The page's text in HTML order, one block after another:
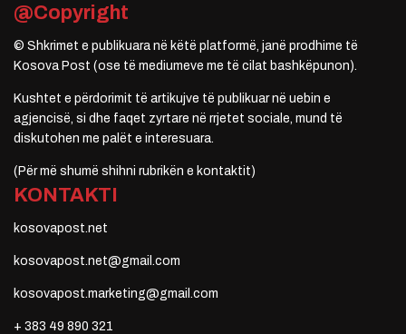
@Copyright
© Shkrimet e publikuara në këtë platformë, janë prodhime të
Kosova Post (ose të mediumeve me të cilat bashkëpunon).
Kushtet e përdorimit të artikujve të publikuar në uebin e
agjencisë, si dhe faqet zyrtare në rrjetet sociale, mund të
diskutohen me palët e interesuara.
(Për më shumë shihni rubrikën e kontaktit)
KONTAKTI
kosovapost.net
kosovapost.net@gmail.com
kosovapost.marketing@gmail.com
+ 383 49 890 321